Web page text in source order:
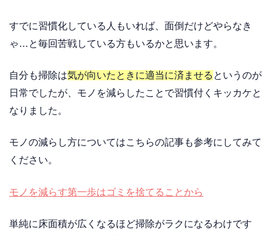
すでに習慣化している人もいれば、面倒だけどやらなき
ゃ…と毎回苦戦している方もいるかと思います。
自分も掃除は気が向いたときに適当に済ませる というのが
日常でしたが、モノを減らしたことで習慣付くキッカケと
なりました。
モノの減らし方についてはこちらの記事も参考にしてみて
ください。
モノを減らす第一歩はゴミを捨てることから
単純に床面積が広くなるほど掃除がラクになるわけです